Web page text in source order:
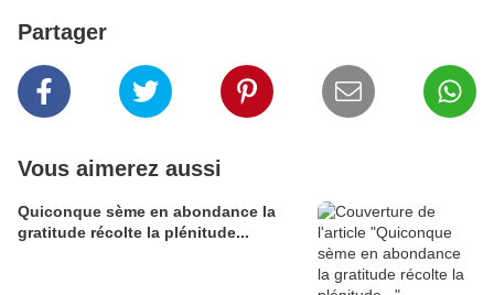
Partager
Vous aimerez aussi
Quiconque sème en abondance la
gratitude récolte la plénitude...